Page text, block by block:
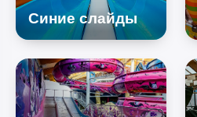
Синие слайды